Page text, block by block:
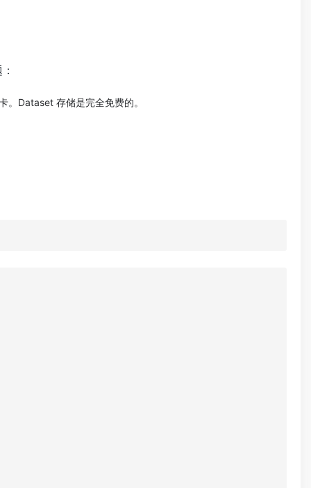
Dataset 存储是完全免费的。